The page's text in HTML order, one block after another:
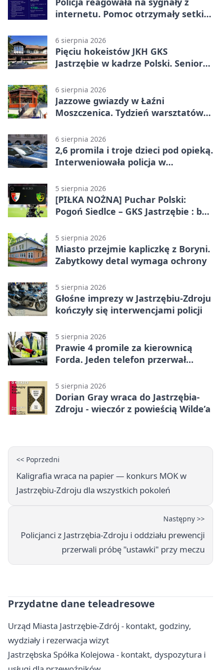
internetu. Pomoc otrzymały setki
6 sierpnia 2026
Pięciu hokeistów JKH GKS
Jastrzębie w kadrze Polski. Seniorzy
6 sierpnia 2026
Jazzowe gwiazdy w Łaźni
Moszczenica. Tydzień warsztatów
6 sierpnia 2026
2,6 promila i troje dzieci pod opieką.
Interweniowała policja w
5 sierpnia 2026
[PIŁKA NOŻNA] Puchar Polski:
Pogoń Siedlce – GKS Jastrzębie : bez
5 sierpnia 2026
Miasto przejmie kapliczkę z Boryni.
Zabytkowy detal wymaga ochrony
5 sierpnia 2026
Głośne imprezy w Jastrzębiu-Zdroju
kończyły się interwencjami policji
5 sierpnia 2026
Prawie 4 promile za kierownicą
Forda. Jeden telefon przerwał
5 sierpnia 2026
Dorian Gray wraca do Jastrzębia-
Zdroju - wieczór z powieścią Wilde’a
<< Poprzedni
Kaligrafia wraca na papier — konkurs MOK w
Jastrzębiu-Zdroju dla wszystkich pokoleń
Następny >>
Policjanci z Jastrzębia-Zdroju i oddziału prewencji
przerwali próbę "ustawki" przy meczu
Przydatne dane teleadresowe
Urząd Miasta Jastrzębie-Zdrój - kontakt, godziny,
wydziały i rezerwacja wizyt
Jastrzębska Spółka Kolejowa - kontakt, dyspozytura i